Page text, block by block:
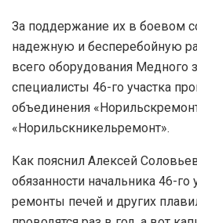
За поддержание их в боевом
надежную и бесперебойную
всего оборудования Медного
специалисты 46-го участка
объединения
«Норильскникельремонт».
Как пояснил Алексей
обязанности начальника 46-го
ремонты печей и других